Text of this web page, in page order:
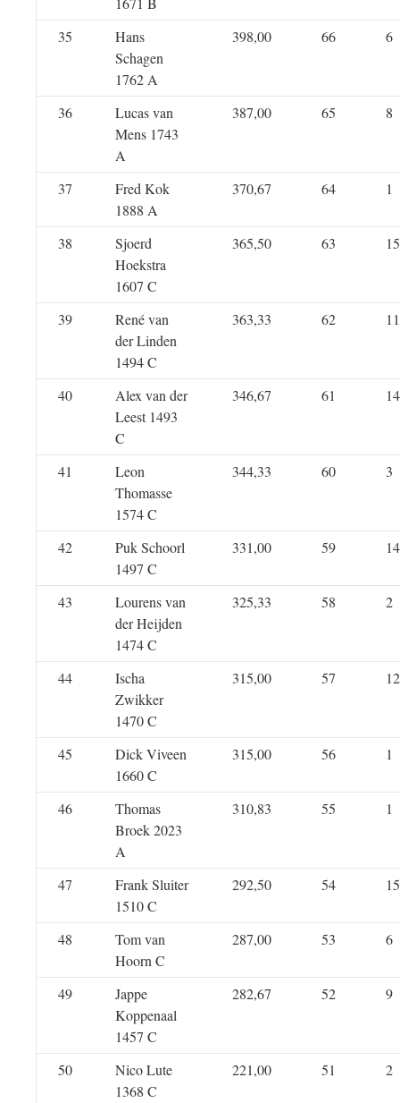
35
Hans
Schagen
1762 A
398,00 66 6
36
Lucas van
Mens 1743
A
387,00 65 8
37
Fred Kok
1888 A
370,67 64 1
38
Sjoerd
Hoekstra
1607 C
365,50 63 15
39
René van
der Linden
1494 C
363,33 62 11
40
Alex van der
Leest 1493
C
346,67 61 14
41
Leon
Thomasse
1574 C
344,33 60 3
42
Puk Schoorl
1497 C
331,00 59 14
43
Lourens van
der Heijden
1474 C
325,33 58 2
44
Ischa
Zwikker
1470 C
315,00 57 12
45
Dick Viveen
1660 C
315,00 56 1
46
Thomas
Broek 2023
A
310,83 55 1
47
Frank Sluiter
1510 C
292,50 54 15
48
Tom van
Hoorn C
287,00 53 6
49
Jappe
Koppenaal
1457 C
282,67 52 9
50
Nico Lute
1368 C
221,00 51 2